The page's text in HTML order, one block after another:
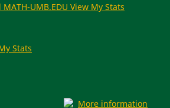
MATH-UMB.EDU View My Stats
Stats